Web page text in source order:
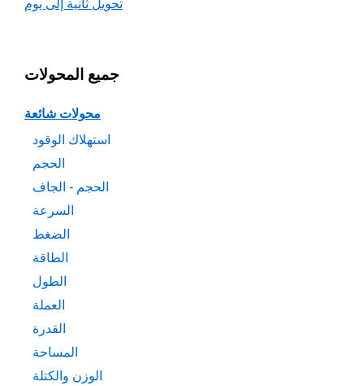
تحويل ثانية إلى يوم
جميع المحولات
محولات شائعة
استهلاك الوقود
الحجم
الحجم - الجاف
السرعة
الضغط
الطاقة
الطول
العملة
القدرة
المساحة
الوزن والكتلة